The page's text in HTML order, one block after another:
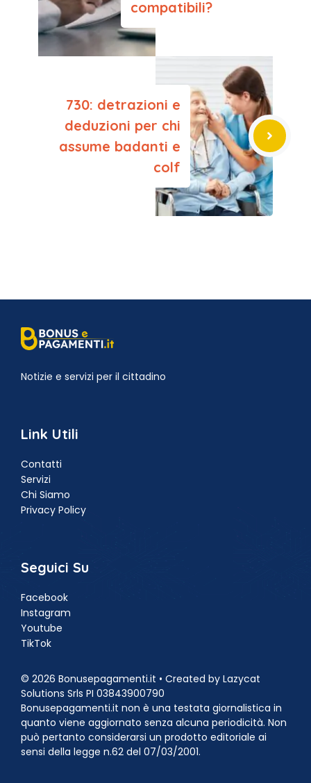
compatibili?
730: detrazioni e
deduzioni per chi
assume badanti e
colf
Notizie e servizi per il cittadino
Link Utili
Contatti
Servizi
Chi Siamo
Privacy Policy
Seguici Su
Facebook
Instagram
Youtube
TikTok
© 2026 Bonusepagamenti.it • Created by Lazycat
Solutions Srls PI 03843900790
Bonusepagamenti.it non è una testata giornalistica in
quanto viene aggiornato senza alcuna periodicità. Non
può pertanto considerarsi un prodotto editoriale ai
sensi della legge n.62 del 07/03/2001.